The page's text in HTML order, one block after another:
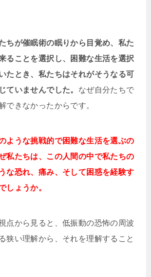
ちが催眠術の眠りから目覚め、私た
ることを選択し、困難な生活を選択
たとき、私たちはそれがそうなる可
ていませんでした。 なぜ自分たちで
できなかったからです。
ような挑戦的で困難な生活を選ぶの
私たちは、この人間の中で私たちの
な恐れ、痛み、そして困惑を経験す
しょうか。
点から見ると、低振動の恐怖の周波
狭い理解から、それを理解すること